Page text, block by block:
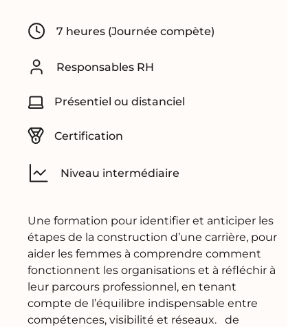
7 heures (Journée compète)
Responsables RH
Présentiel ou distanciel
Certification
Niveau intermédiaire
Une formation pour identifier et anticiper les
étapes de la construction d’une carrière, pour
aider les femmes à comprendre comment
fonctionnent les organisations et à réfléchir à
leur parcours professionnel, en tenant
compte de l’équilibre indispensable entre
compétences, visibilité et réseaux. de